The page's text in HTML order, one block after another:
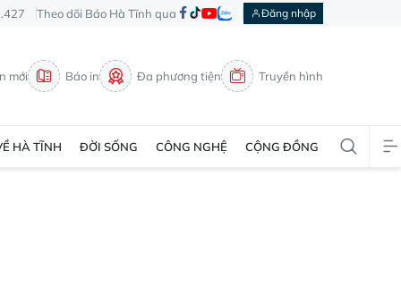
Theo dõi Báo Hà Tĩnh qua Đăng nhập
mới Báo in Đa phương tiện Truyền hình
HÀ TĨNH ĐỜI SỐNG CÔNG NGHỆ CỘNG ĐỒNG